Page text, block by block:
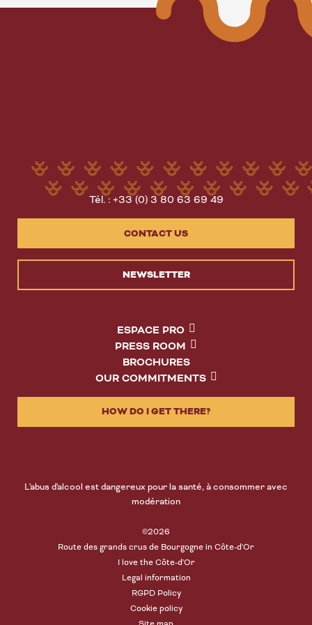
Tél. : +33 (0) 3 80 63 69 49
CONTACT US
NEWSLETTER
ESPACE PRO
PRESS ROOM
BROCHURES
OUR COMMITMENTS
HOW DO I GET THERE?
L'abus d'alcool est dangereux pour la santé, à consommer avec
modération
©2026
Route des grands crus de Bourgogne in Côte-d'Or
I love the Côte-d'Or
Legal information
RGPD Policy
Cookie policy